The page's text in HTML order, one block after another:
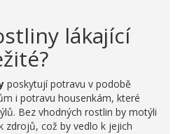
lákající
poskytují potravu v podobě
i potravu housenkám, které
Bez vhodných rostlin by motýli
zdrojů, což by vedlo k jejich